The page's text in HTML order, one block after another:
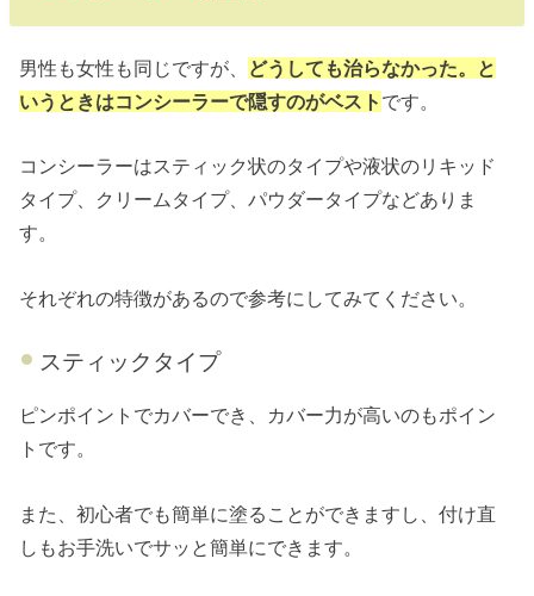
男性も女性も同じですが、 どうしても治らなかった。と
いうときはコンシーラーで隠すのがベスト です。
コンシーラーはスティック状のタイプや液状のリキッド
タイプ、クリームタイプ、パウダータイプなどありま
す。
それぞれの特徴があるので参考にしてみてください。
スティックタイプ
ピンポイントでカバーでき、カバー力が高いのもポイン
トです。
また、初心者でも簡単に塗ることができますし、付け直
しもお手洗いでサッと簡単にできます。